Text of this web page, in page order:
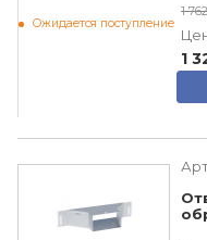
Ожидается поступление
1
1